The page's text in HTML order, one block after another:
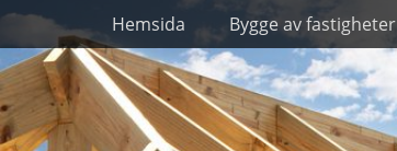
Skip
to
content
Primary Menu
Hemsida Bygge av fastigheter